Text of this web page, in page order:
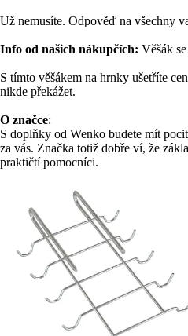
Už nemusíte. Odpověď na všechny
Info od našich nákupčích: Věšák
S tímto věšákem na hrnky ušetříte
nikde překážet.
O značce:
S doplňky od Wenko budete mít
za vás. Značka totiž dobře ví, že
praktičtí pomocníci.